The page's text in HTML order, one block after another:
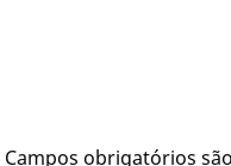
Campos obrigatórios